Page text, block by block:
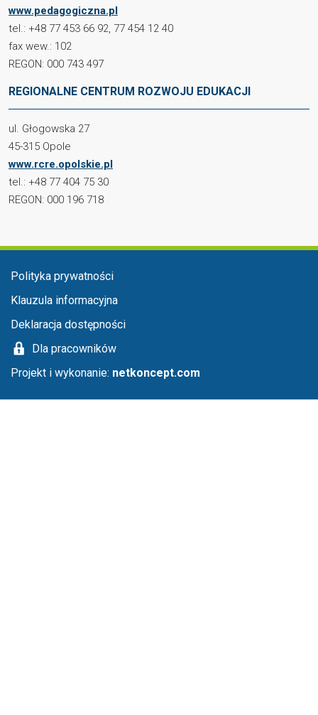
www.pedagogiczna.pl
tel.: +48 77 453 66 92, 77 454 12 40
fax wew.: 102
REGON: 000 743 497
REGIONALNE CENTRUM ROZWOJU EDUKACJI
ul. Głogowska 27
45-315 Opole
www.rcre.opolskie.pl
tel.: +48 77 404 75 30
REGON: 000 196 718
Menu stopka
Polityka prywatności
Klauzula informacyjna
Deklaracja dostępności
Dla pracowników
Projekt i wykonanie: netkoncept.com